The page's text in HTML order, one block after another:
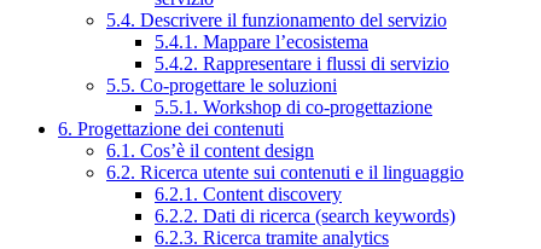
5.4. Descrivere il funzionamento del servizio
5.4.1. Mappare l’ecosistema
5.4.2. Rappresentare i flussi di servizio
5.5. Co-progettare le soluzioni
5.5.1. Workshop di co-progettazione
6. Progettazione dei contenuti
6.1. Cos’è il content design
6.2. Ricerca utente sui contenuti e il linguaggio
6.2.1. Content discovery
6.2.2. Dati di ricerca (search keywords)
6.2.3. Ricerca tramite analytics